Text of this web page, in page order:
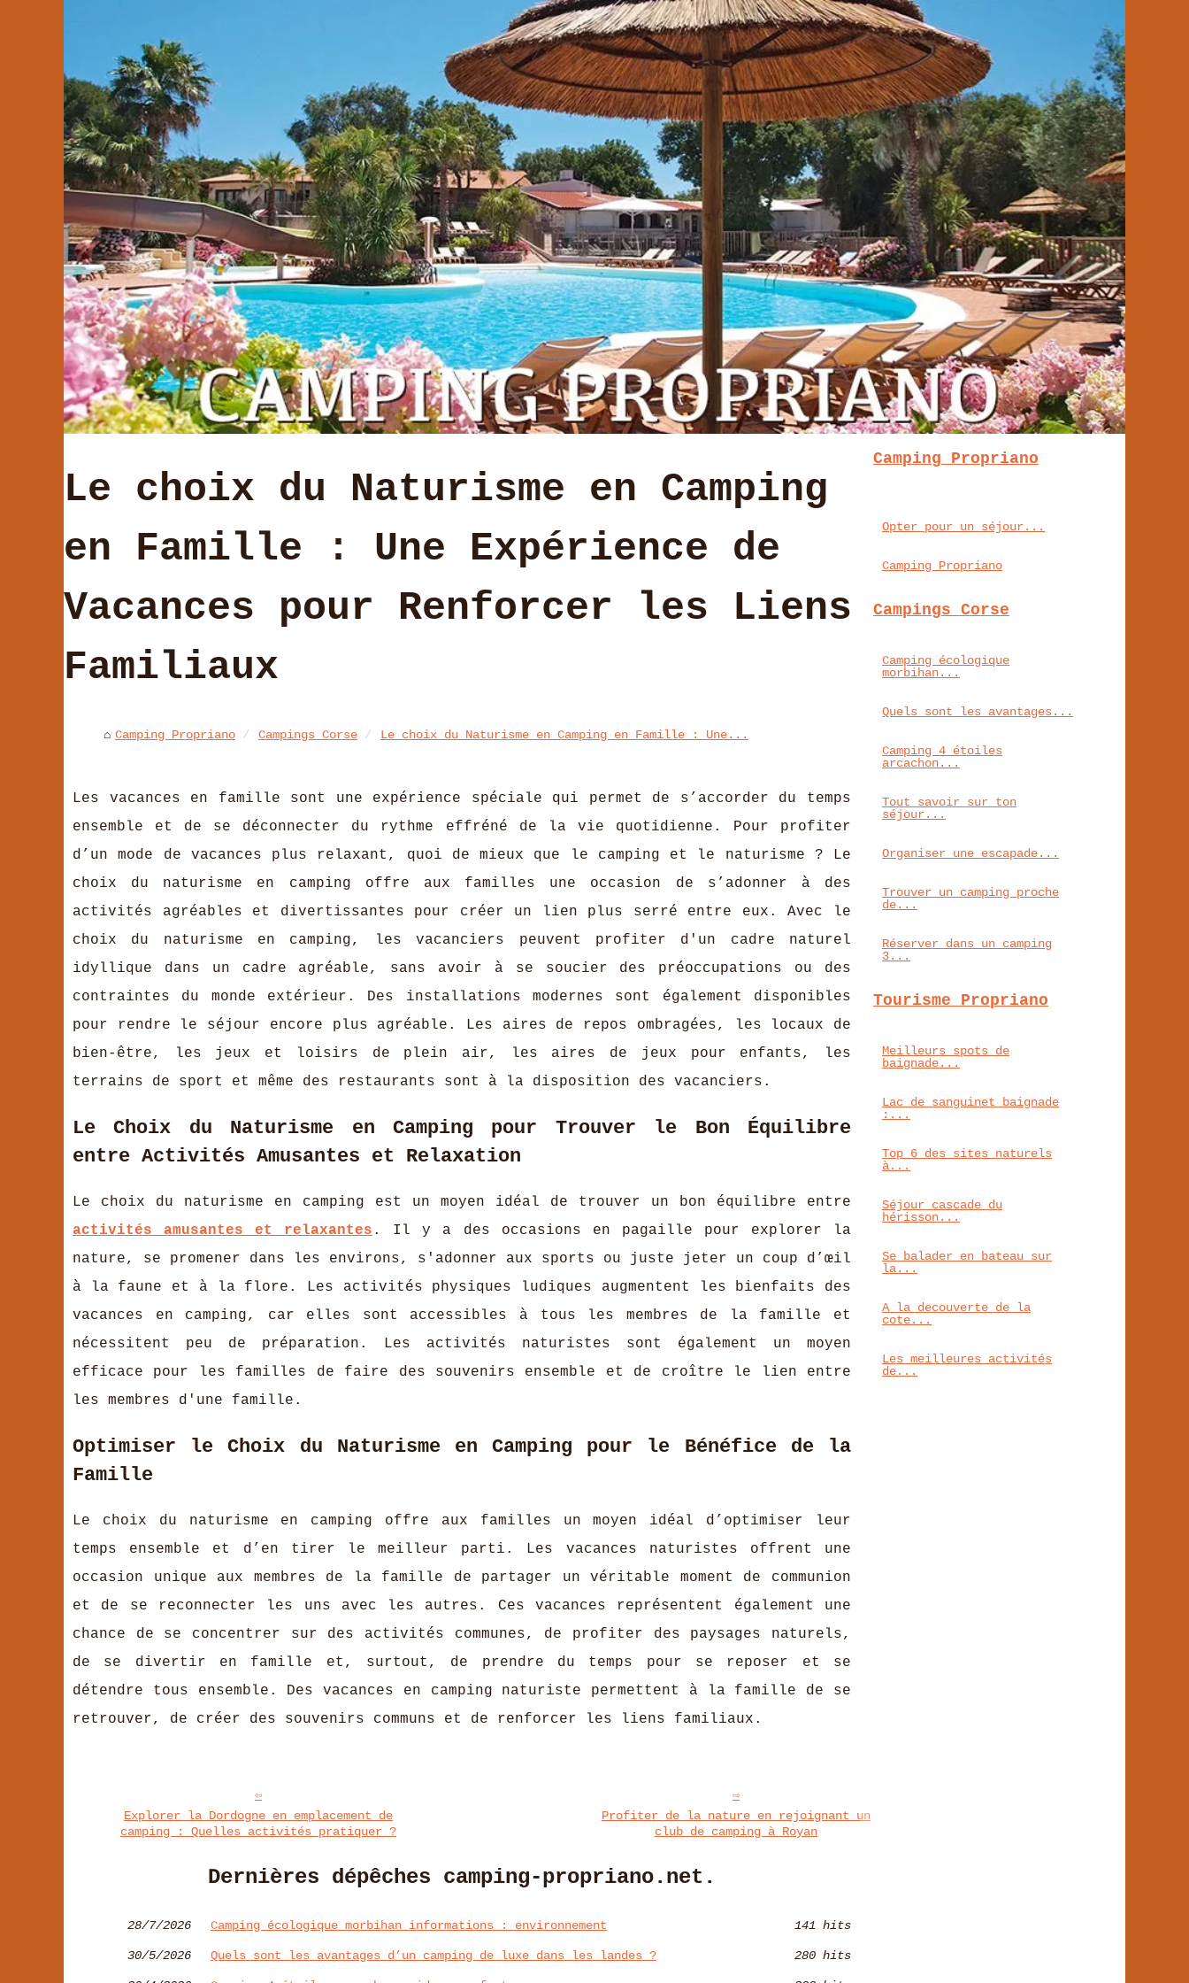
Le choix du Naturisme en Camping
en Famille : Une Expérience de
Vacances pour Renforcer les Liens
Familiaux
Camping Propriano Campings Corse Le choix du Naturisme en Camping en Famille : Une...
Les vacances en famille sont une expérience spéciale qui permet de s’accorder du temps
ensemble et de se déconnecter du rythme effréné de la vie quotidienne. Pour profiter
d’un mode de vacances plus relaxant, quoi de mieux que le camping et le naturisme ? Le
choix du naturisme en camping offre aux familles une occasion de s’adonner à des
activités agréables et divertissantes pour créer un lien plus serré entre eux. Avec le
choix du naturisme en camping, les vacanciers peuvent profiter d'un cadre naturel
idyllique dans un cadre agréable, sans avoir à se soucier des préoccupations ou des
contraintes du monde extérieur. Des installations modernes sont également disponibles
pour rendre le séjour encore plus agréable. Les aires de repos ombragées, les locaux de
bien-être, les jeux et loisirs de plein air, les aires de jeux pour enfants, les
terrains de sport et même des restaurants sont à la disposition des vacanciers.
Le Choix du Naturisme en Camping pour Trouver le Bon Équilibre
entre Activités Amusantes et Relaxation
Le choix du naturisme en camping est un moyen idéal de trouver un bon équilibre entre
activités amusantes et relaxantes . Il y a des occasions en pagaille pour explorer la
nature, se promener dans les environs, s'adonner aux sports ou juste jeter un coup d’œil
à la faune et à la flore. Les activités physiques ludiques augmentent les bienfaits des
vacances en camping, car elles sont accessibles à tous les membres de la famille et
nécessitent peu de préparation. Les activités naturistes sont également un moyen
efficace pour les familles de faire des souvenirs ensemble et de croître le lien entre
les membres d'une famille.
Optimiser le Choix du Naturisme en Camping pour le Bénéfice de la
Famille
Le choix du naturisme en camping offre aux familles un moyen idéal d’optimiser leur
temps ensemble et d’en tirer le meilleur parti. Les vacances naturistes offrent une
occasion unique aux membres de la famille de partager un véritable moment de communion
et de se reconnecter les uns avec les autres. Ces vacances représentent également une
chance de se concentrer sur des activités communes, de profiter des paysages naturels,
de se divertir en famille et, surtout, de prendre du temps pour se reposer et se
détendre tous ensemble. Des vacances en camping naturiste permettent à la famille de se
retrouver, de créer des souvenirs communs et de renforcer les liens familiaux.
Explorer la Dordogne en emplacement de
camping : Quelles activités pratiquer ?
Profiter de la nature en rejoignant un
club de camping à Royan
Dernières dépêches camping-propriano.net.
28/7/2026 Camping écologique morbihan informations : environnement 141 hits
30/5/2026 Quels sont les avantages d’un camping de luxe dans les landes ? 280 hits
Camping Propriano
Opter pour un séjour...
Camping Propriano
Campings Corse
Camping écologique
morbihan...
Quels sont les avantages...
Camping 4 étoiles
arcachon...
Tout savoir sur ton
séjour...
Organiser une escapade...
Trouver un camping proche
de...
Réserver dans un camping
3...
Tourisme Propriano
Meilleurs spots de
baignade...
Lac de sanguinet baignade
:...
Top 6 des sites naturels
à...
Séjour cascade du
hérisson...
Se balader en bateau sur
la...
A la decouverte de la
cote...
Les meilleures activités
de...